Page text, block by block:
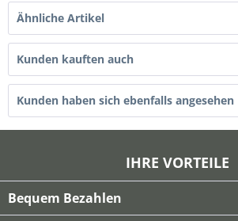
Ähnliche Artikel
Kunden kauften auch
Kunden haben sich ebenfalls angesehen
IHRE VORTEILE
Bequem Bezahlen